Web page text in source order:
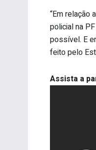
“Em relação
policial na
possível. E
feito pelo
Assista a